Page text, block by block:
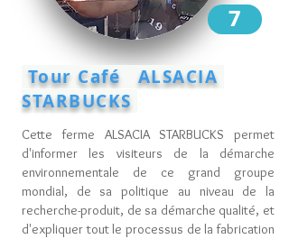
7
Tour Café ALSACIA
STARBUCKS
Cette ferme ALSACIA STARBUCKS permet
d'informer les visiteurs de la démarche
environnementale de ce grand groupe
mondial, de sa politique au niveau de la
recherche-produit, de sa démarche qualité, et
d'expliquer tout le processus de la fabrication